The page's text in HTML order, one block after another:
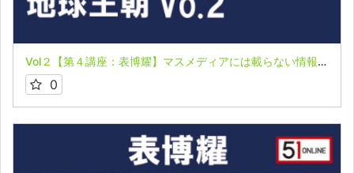
Vol２【第４講座：表博耀】マスメディアには載らない情報～６つの真実～【日ユ同祖論から世界同祖の時代へ】
0